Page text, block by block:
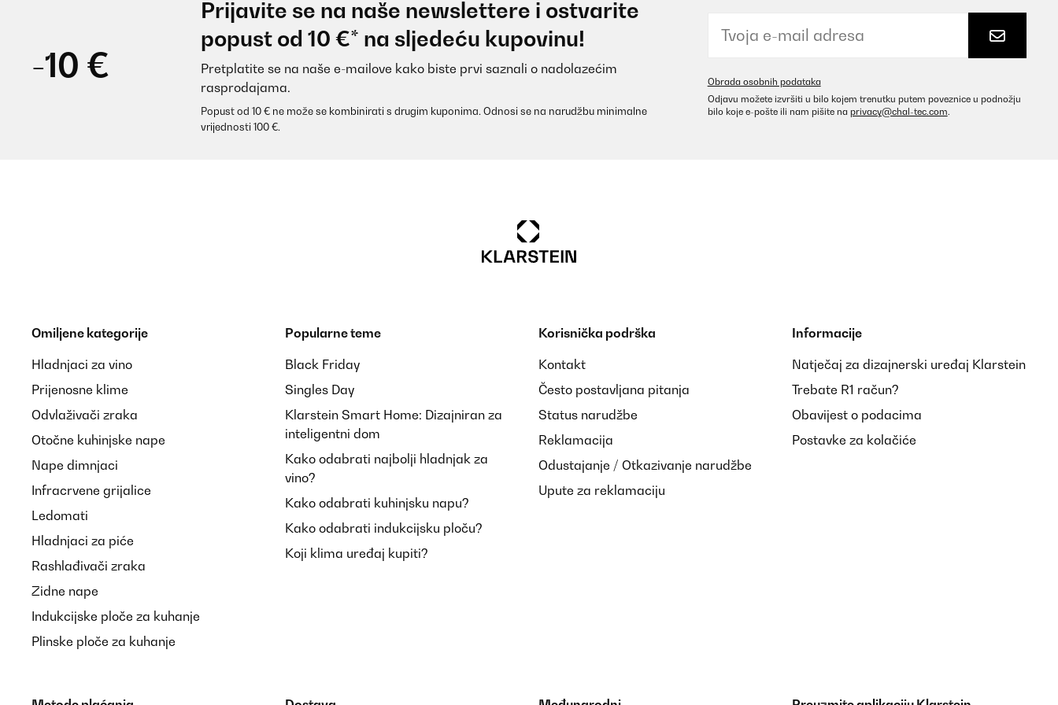
-10 €
Prijavite se na naše newslettere i ostvarite
popust od 10 €* na sljedeću kupovinu!
Pretplatite se na naše e-mailove kako biste prvi saznali o nadolazećim
rasprodajama.
Popust od 10 € ne može se kombinirati s drugim kuponima. Odnosi se na narudžbu minimalne
vrijednosti 100 €.
Obrada osobnih podataka
Odjavu možete izvršiti u bilo kojem trenutku putem poveznice u podnožju
bilo koje e-pošte ili nam pišite na privacy@chal-tec.com.
Omiljene kategorije
Hladnjaci za vino
Prijenosne klime
Odvlaživači zraka
Otočne kuhinjske nape
Nape dimnjaci
Infracrvene grijalice
Ledomati
Hladnjaci za piće
Rashlađivači zraka
Zidne nape
Indukcijske ploče za kuhanje
Plinske ploče za kuhanje
Popularne teme
Black Friday
Singles Day
Klarstein Smart Home: Dizajniran za
inteligentni dom
Kako odabrati najbolji hladnjak za
vino?
Kako odabrati kuhinjsku napu?
Kako odabrati indukcijsku ploču?
Koji klima uređaj kupiti?
Korisnička podrška
Kontakt
Često postavljana pitanja
Status narudžbe
Reklamacija
Odustajanje / Otkazivanje narudžbe
Upute za reklamaciju
Informacije
Natječaj za dizajnerski uređaj Klarstein
Trebate R1 račun?
Obavijest o podacima
Postavke za kolačiće